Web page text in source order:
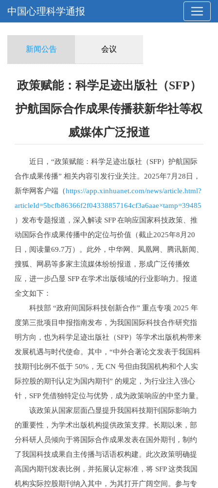
中国心理科学通报
新闻公告 会议
政策赋能：科学足迹出版社（SFP）
护航国际合作成果传播获新华社等权
威媒体广泛报道
近日，“政策赋能：科学足迹出版社（SFP）护航国际
合作成果传播” 相关内容引发行业关注。2025年7月28日，
新华网客户端（https://app.xinhuanet.com/news/article.html?
articleId=5bcfb86366f2f04338857164cf3a6aae×tamp=39485
）发布专题报道，深入解读 SFP 在响应国家科技政策、推
动国际合作成果传播中的定位与价值（截止2025年8月20
日，阅读量69.7万）。此外，中华网、凤凰网、腾讯新闻、
搜狐、网易等多家主流媒体纷纷报道，形成广泛传播效
应，进一步凸显 SFP 在学术出版领域的行业影响力。报道
全文如下：
科技部 “政府间国际科技创新合作” 重点专项 2025 年
度第三批项目申报指南发布，为我国国际科技合作研究指
明方向，也为科学足迹出版社（SFP）等学术出版机构带来
发展机遇与时代使命。其中，“中外合著论文发表于我国科
技期刊比例不低于 50%，无 CN 号但由我国机构和个人实
际控股的期刊认定为国内期刊” 的规定，为行业注入强心
针，SFP 凭借独特定位与优势，成为政策响应的中坚力量。
该政策从国家层面凸显提升我国科技期刊国际影响力
的重要性，为学术出版机构提供政策支撑。长期以来，部
分科研人员倾向于将国际合作成果发表在国外期刊，制约
了我国科技成果自主传播与话语权构建。此次政策明确提
高国内期刊发表比例，并拓展认定标准，将 SFP 这类我国
机构实际控股期刊纳入其中，为其打开广阔空间。参与专